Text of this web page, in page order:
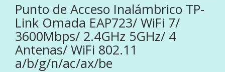
Punto de Acceso Inalámbrico TP-
Link Omada EAP723/ WiFi 7/
3600Mbps/ 2.4GHz 5GHz/ 4
Antenas/ WiFi 802.11
a/b/g/n/ac/ax/be